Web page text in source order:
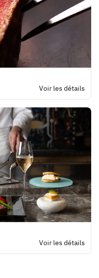
Voir les détails
Voir les détails